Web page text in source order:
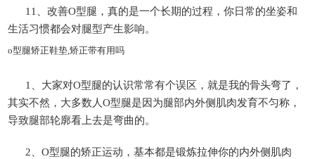
11、改善O型腿，真的是一个长期的过程，你日常的坐姿和
生活习惯都会对腿型产生影响。
o型腿矫正鞋垫,矫正带有用吗
1、大家对O型腿的认识常常有个误区，就是我的骨头弯了，
其实不然，大多数人O型腿是因为腿部内外侧肌肉发育不匀称，
导致腿部轮廓看上去是弯曲的。
2、O型腿的矫正运动，基本都是锻炼拉伸你的内外侧肌肉